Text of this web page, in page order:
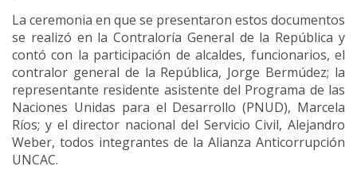
La ceremonia en que se presentaron estos documentos
se realizó en la Contraloría General de la República y
contó con la participación de alcaldes, funcionarios, el
contralor general de la República, Jorge Bermúdez; la
representante residente asistente del Programa de las
Naciones Unidas para el Desarrollo (PNUD), Marcela
Ríos; y el director nacional del Servicio Civil, Alejandro
Weber, todos integrantes de la Alianza Anticorrupción
UNCAC.